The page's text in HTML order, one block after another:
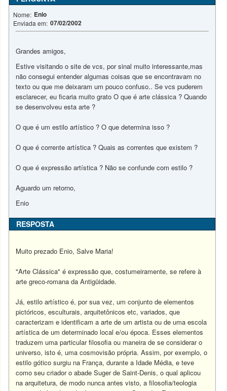
Nome: Enio
Enviada em: 07/02/2002
Grandes amigos,
Estive visitando o site de vcs, por sinal muito interessante,mas
não consegui entender algumas coisas que se encontravam no
texto ou que me deixaram um pouco confuso.. Se vcs puderem
esclarecer, eu ficaria muito grato O que é arte clássica ? Quando
se desenvolveu esta arte ?
O que é um estilo artístico ? O que determina isso ?
O que é corrente artística ? Quais as correntes que existem ?
O que é expressão artística ? Não se confunde com estilo ?
Aguardo um retorno,
Enio
RESPOSTA
Muito prezado Enio, Salve Maria!
"Arte Clássica" é expressão que, costumeiramente, se refere à
arte greco-romana da Antigüidade.
Já, estilo artístico é, por sua vez, um conjunto de elementos
pictóricos, esculturais, arquitetônicos etc, variados, que
caracterizam e identificam a arte de um artista ou de uma escola
artística de um determinado local e/ou época. Esses elementos
traduzem uma particular filosofia ou maneira de se considerar o
universo, isto é, uma cosmovisão própria. Assim, por exemplo, o
estilo gótico surgiu na França, durante a Idade Média, e teve
como seu criador o abade Suger de Saint-Denis, o qual aplicou
na arquitetura, de modo nunca antes visto, a filosofia/teologia